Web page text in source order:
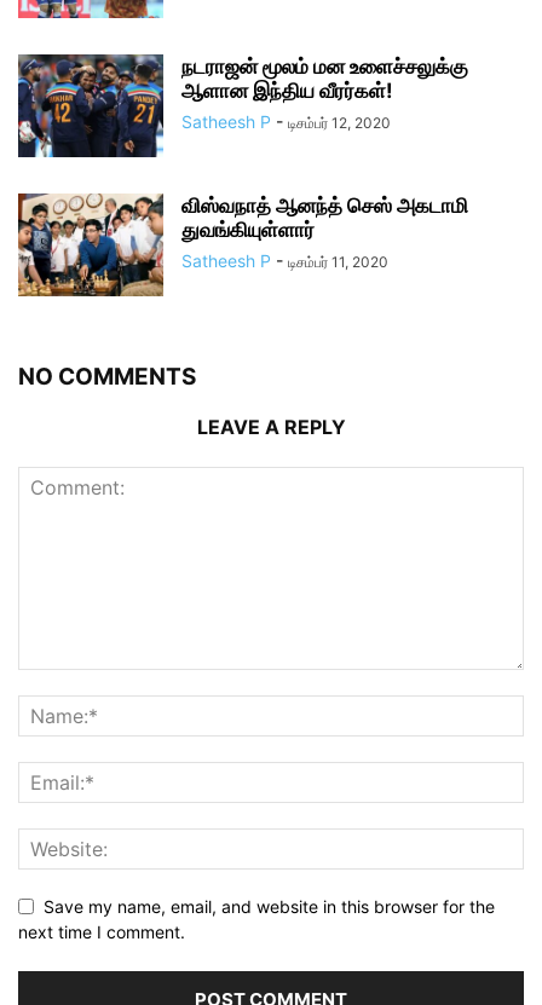
நடராஜன் மூலம் மன உளைச்சலுக்கு
ஆளான இந்திய வீரர்கள்!
Satheesh P - டிசம்பர் 12, 2020
விஸ்வநாத் ஆனந்த் செஸ் அகடாமி
துவங்கியுள்ளார்
Satheesh P - டிசம்பர் 11, 2020
NO COMMENTS
LEAVE A REPLY
Save my name, email, and website in this browser for the
next time I comment.